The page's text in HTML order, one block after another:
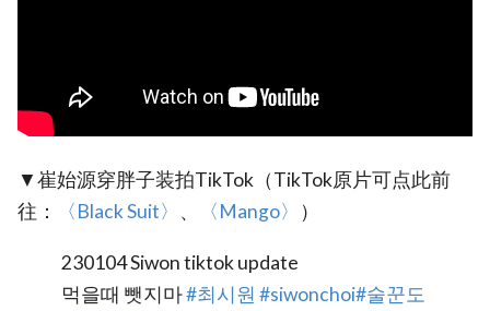
▼崔始源穿胖子装拍TikTok（TikTok原片可点此前
往：
〈Black Suit〉 、 〈Mango〉‎ ）
230104 Siwon tiktok update
먹을때 뺏지마#최시원 #siwonchoi#술꾼도